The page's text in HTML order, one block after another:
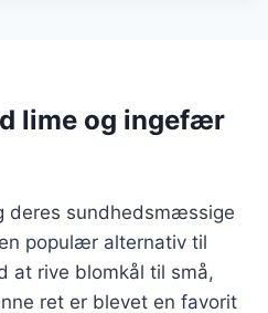
lime og ingefær
deres sundhedsmæssige
populær alternativ til
at rive blomkål til små,
ret er blevet en favorit